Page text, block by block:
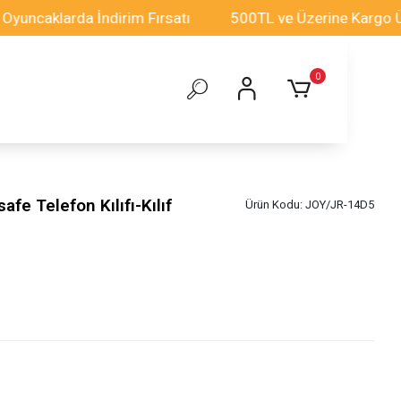
İndirim Fırsatı 500TL ve Üzerine Kargo
0
Telefon Kılıfı-Kılıf Ürün Kodu: JOY/JR-14D5